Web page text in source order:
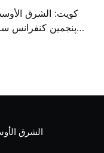
کویت: الشرق
پنجمین کنفرانس
متخصص از
الشرق